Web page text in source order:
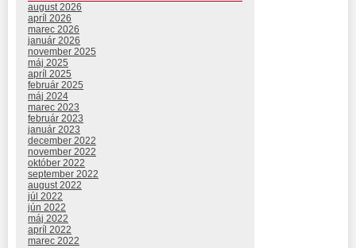
august 2026
apríl 2026
marec 2026
január 2026
november 2025
máj 2025
apríl 2025
február 2025
máj 2024
marec 2023
február 2023
január 2023
december 2022
november 2022
október 2022
september 2022
august 2022
júl 2022
jún 2022
máj 2022
apríl 2022
marec 2022